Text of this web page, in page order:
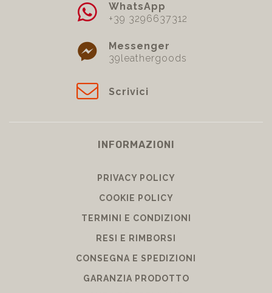
WhatsApp
+39 3296637312
Messenger
39leathergoods
Scrivici
INFORMAZIONI
PRIVACY POLICY
COOKIE POLICY
TERMINI E CONDIZIONI
RESI E RIMBORSI
CONSEGNA E SPEDIZIONI
GARANZIA PRODOTTO